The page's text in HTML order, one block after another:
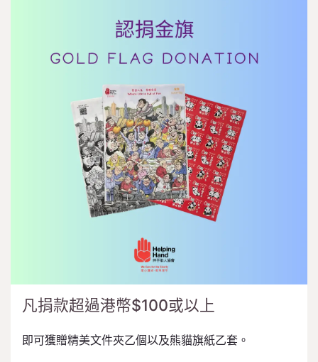
凡捐款超過港幣$100或以上
即可獲贈精美文件夾乙個以及熊貓旗紙乙套。